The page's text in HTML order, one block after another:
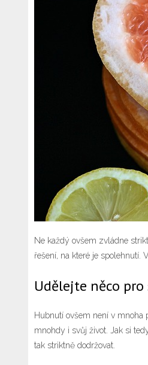
Ne každý ovšem zvládne
řešení, na které je spolehnutí.
Udělejte něco
Hubnutí ovšem není v mnoha
mnohdy i svůj život. Jak si
tak striktně dodržovat.